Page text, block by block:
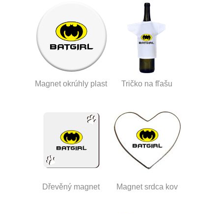
Magnet okrúhly plast Tričko na fľašu
Dřevěný magnet Magnet srdca kov